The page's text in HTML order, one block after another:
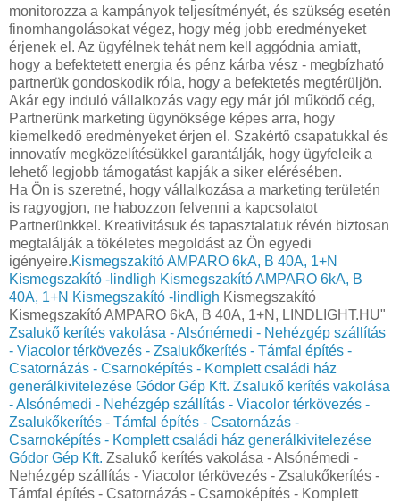
monitorozza a kampányok teljesítményét, és szükség esetén
finomhangolásokat végez, hogy még jobb eredményeket
érjenek el. Az ügyfélnek tehát nem kell aggódnia amiatt,
hogy a befektetett energia és pénz kárba vész - megbízható
partnerük gondoskodik róla, hogy a befektetés megtérüljön.
Akár egy induló vállalkozás vagy egy már jól működő cég,
Partnerünk marketing ügynöksége képes arra, hogy
kiemelkedő eredményeket érjen el. Szakértő csapatukkal és
innovatív megközelítésükkel garantálják, hogy ügyfeleik a
lehető legjobb támogatást kapják a siker elérésében.
Ha Ön is szeretné, hogy vállalkozása a marketing területén
is ragyogjon, ne habozzon felvenni a kapcsolatot
Partnerünkkel. Kreativitásuk és tapasztalatuk révén biztosan
megtalálják a tökéletes megoldást az Ön egyedi
igényeire.Kismegszakító AMPARO 6kA, B 40A, 1+N
Kismegszakító -lindligh Kismegszakító AMPARO 6kA, B
40A, 1+N Kismegszakító -lindligh Kismegszakító
Kismegszakító AMPARO 6kA, B 40A, 1+N, LINDLIGHT.HU"
Zsalukő kerítés vakolása - Alsónémedi - Nehézgép szállítás
- Viacolor térkövezés - Zsalukőkerítés - Támfal építés -
Csatornázás - Csarnoképítés - Komplett családi ház
generálkivitelezése Gódor Gép Kft. Zsalukő kerítés vakolása
- Alsónémedi - Nehézgép szállítás - Viacolor térkövezés -
Zsalukőkerítés - Támfal építés - Csatornázás -
Csarnoképítés - Komplett családi ház generálkivitelezése
Gódor Gép Kft. Zsalukő kerítés vakolása - Alsónémedi -
Nehézgép szállítás - Viacolor térkövezés - Zsalukőkerítés -
Támfal építés - Csatornázás - Csarnoképítés - Komplett